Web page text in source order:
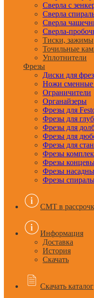
Сверла с
Сверла
Сверла
Сверла-
Тиски, зажимы
Точильные
Уплотнители
Фрезы
Диски для фрез
Ножи сменные
Ограничители
Органайзеры
Фрезы для
Фрезы для
Фрезы для
Фрезы для
Фрезы для
Фрезы
Фрезы
Фрезы
Фрезы
CMT в
Информация
Доставка
История
Скачать
Скачать каталог